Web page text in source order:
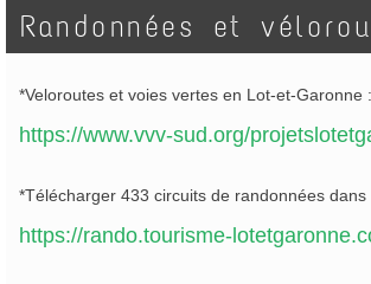
Randonnées et
*Veloroutes et voies vertes en Lot-et-Garonne :
https://www.vvv-sud.org/
*Télécharger 433 circuits de randonnées
https://rando.tourisme-